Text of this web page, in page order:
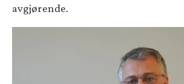
avgjørende.